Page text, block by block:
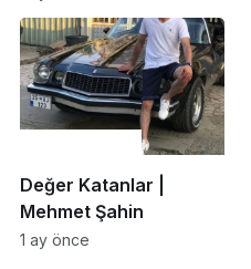
Sakarya’nın duyarlılığı
Türkiye’ye örnek oldu:
“Gurur duyduk…”
Değer Katanlar |
Mehmet Şahin
1 ay önce